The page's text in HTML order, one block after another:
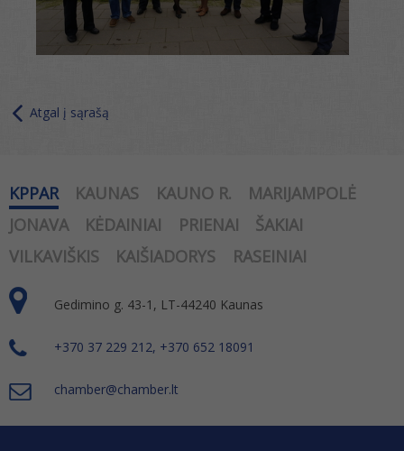
Atgal į sąrašą
KPPAR KAUNAS KAUNO R.
MARIJAMPOLĖ
JONAVA
KĖDAINIAI PRIENAI
ŠAKIAI
VILKAVIŠKIS
KAIŠIADORYS RASEINIAI
Gedimino g. 43-1, LT-44240 Kaunas
+370 37 229 212, +370 652 18091
chamber@chamber.lt